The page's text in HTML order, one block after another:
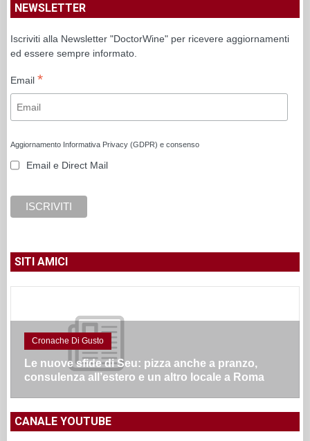
NEWSLETTER
Iscriviti alla Newsletter "DoctorWine" per ricevere aggiornamenti
ed essere sempre informato.
Email *
Aggiornamento Informativa Privacy (GDPR) e consenso
Email e Direct Mail
SITI AMICI
Cronache Di Gusto
Le nuove sfide di Seu: pizza anche a pranzo,
consulenza all’estero e un altro locale a Roma
CANALE YOUTUBE